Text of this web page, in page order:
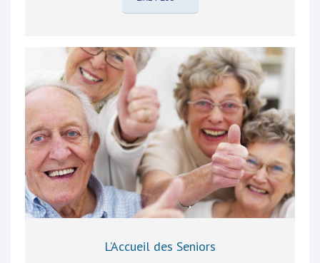
d’indéniables atouts touristiques qui méritent d’être
mondialement connue nos remarquables Moulins,
Musées et Maison de la Bière avec en vitrine nos
brasseries, très réputées au-delà de nos frontières,
notre patrimoine historique, dont ses enfants devenus
célèbres tels Ernest Solvay et la famille d’Arenberg,
nos églises et leurs richesses à découvrir, nos gîtes à
la…
L’Accueil des Seniors